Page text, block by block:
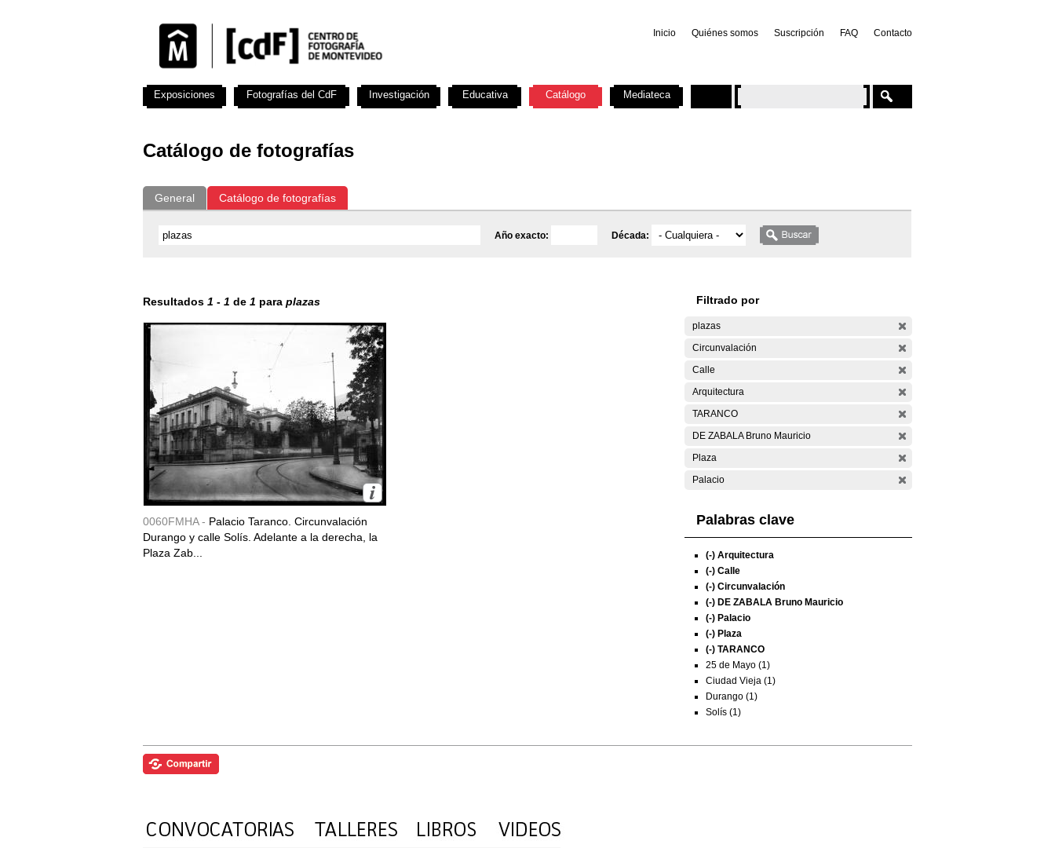
Inicio Quiénes somos Suscripción FAQ Contacto
Catálogo de fotografías
General Catálogo de fotografías
Año exacto: Década:
Resultados 1 - 1 de 1 para plazas
0060FMHA - Palacio Taranco. Circunvalación
Durango y calle Solís. Adelante a la derecha, la
Plaza Zab...
Filtrado por
plazas
Circunvalación
Calle
Arquitectura
TARANCO
DE ZABALA Bruno Mauricio
Plaza
Palacio
Palabras clave
(-) Arquitectura
(-) Calle
(-) Circunvalación
(-) DE ZABALA Bruno Mauricio
(-) Palacio
(-) Plaza
(-) TARANCO
25 de Mayo (1)
Ciudad Vieja (1)
Durango (1)
Solís (1)
Exposiciones Fotografías del CdF Investigación Educativa Catálogo Mediateca